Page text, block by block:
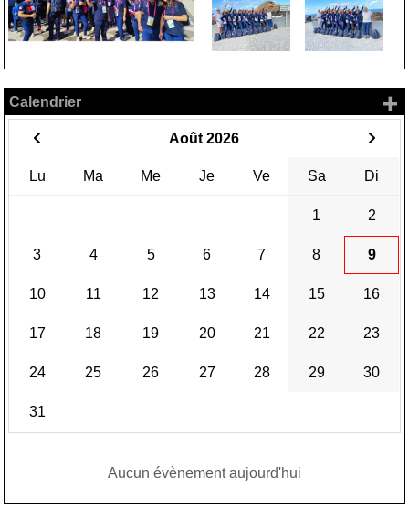
Calendrier
Août 2026
Lu Ma Me Je Ve Sa Di
1 2
3 4 5 6 7 8 9
10 11 12 13 14 15 16
17 18 19 20 21 22 23
24 25 26 27 28 29 30
31
Aucun évènement aujourd'hui
+